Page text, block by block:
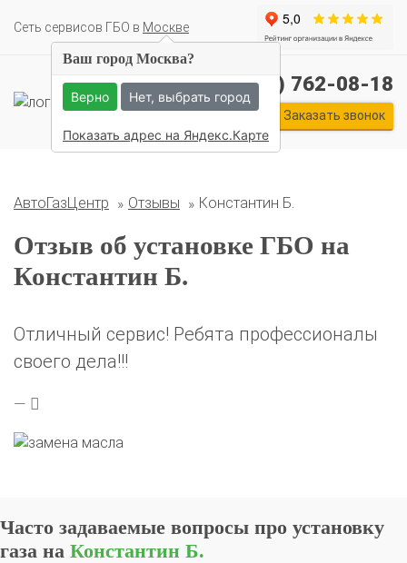
Cеть сервисов ГБО в Москве
Комплекты ГБО на иномарки:
Geely HAVAL Hyundai Infiniti KIA
Lexus
Mercedes Mitsubishi
+7 (495) 762-08-18
Заказать звонок
АвтоГазЦентр Отзывы Константин Б.
Отзыв об установке ГБО на
Константин Б.
Отличный сервис! Ребята профессионалы
своего дела!!!
Часто задаваемые вопросы про установку
газа на Константин Б.
Ваш город Москва?
Верно Нет, выбрать город
Показать адрес на Яндекс.Карте